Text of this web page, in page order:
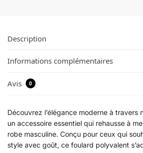
Description
Informations complémentaires
Avis 0
Découvrez l’élégance moderne à travers
un accessoire essentiel qui rehausse à
robe masculine. Conçu pour ceux qui
style avec goût, ce foulard polyvalent